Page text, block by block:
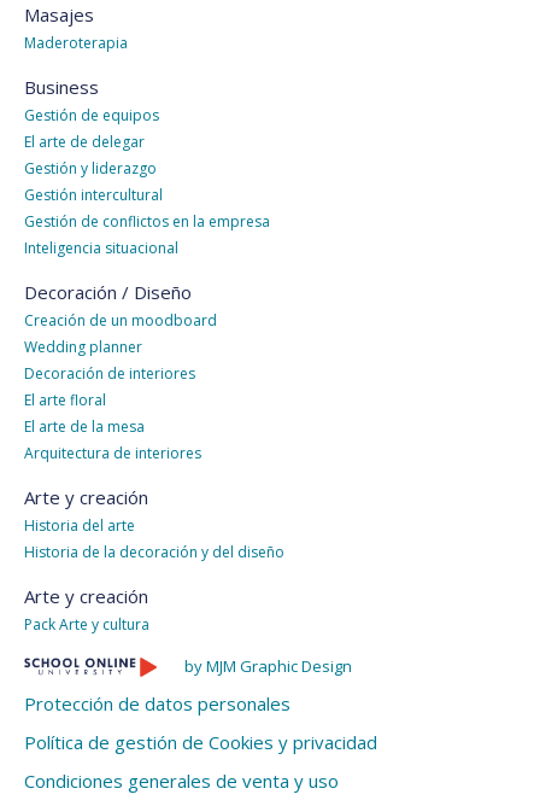
Masajes
Maderoterapia
Business
Gestión de equipos
El arte de delegar
Gestión y liderazgo
Gestión intercultural
Gestión de conflictos en la empresa
Inteligencia situacional
Decoración / Diseño
Creación de un moodboard
Wedding planner
Decoración de interiores
El arte floral
El arte de la mesa
Arquitectura de interiores
Arte y creación
Historia del arte
Historia de la decoración y del diseño
Arte y creación
Pack Arte y cultura
by MJM Graphic Design
Protección de datos personales
Política de gestión de Cookies y privacidad
Condiciones generales de venta y uso